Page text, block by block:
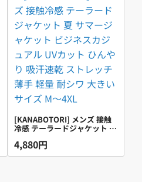
[KANABOTORI] メンズ 接触
冷感 テーラードジャケット 夏
ジュアル UVカット ひんやり
吸汗速乾 ストレッチ 薄手 軽
4,880円